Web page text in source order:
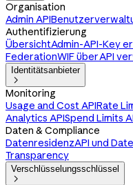
Organisation
Admin API
Authentifizierung
ÜbersichtAdmin-API-Key
FederationWIF über API
Identitätsanbieter

Monitoring
Usage and Cost APIRate
Analytics APISpend Limits
Daten & Compliance
DatenresidenzAPI und
Transparency
Verschlüsselungsschlüssel
